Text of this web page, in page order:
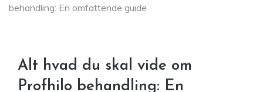
behandling: En omfattende guide
Alt hvad du skal vide om
Profhilo behandling: En